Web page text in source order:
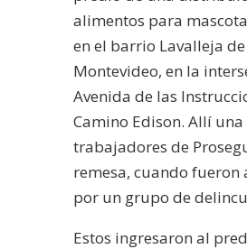
alimentos para
en el barrio Lavalleja de
Montevideo, en la
Avenida de las
Camino Edison. Allí
trabajadores de
remesa, cuando fueron
por un grupo de
Estos ingresaron al